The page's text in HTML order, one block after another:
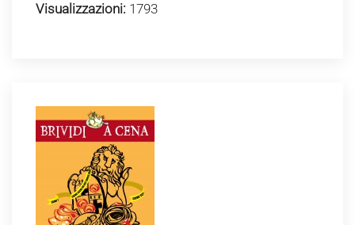
Visualizzazioni: 1793